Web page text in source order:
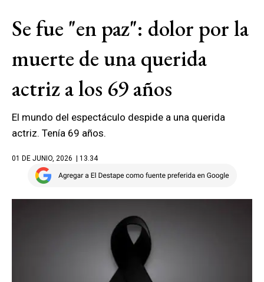
Se fue "en paz": dolor por la
muerte de una querida
actriz a los 69 años
El mundo del espectáculo despide a una querida
actriz. Tenía 69 años.
01 DE JUNIO, 2026 | 13.34